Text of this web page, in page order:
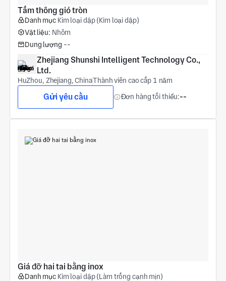
Tấm thông gió tròn
Danh mục Kim loại dập (Kim loại dập)
Vật liệu: Nhôm
Dung lượng --
Zhejiang Shunshi Intelligent Technology Co.,
Ltd.
HuZhou, Zhejiang, ChinaThành viên cao cấp 1 năm
Gửi yêu cầu Đơn hàng tối thiểu:--
Giá đỡ hai tai bằng inox
Danh mục Kim loại dập (Làm trống cạnh mịn)